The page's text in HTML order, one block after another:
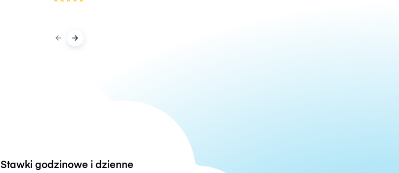
Stawki godzinowe i dzienne